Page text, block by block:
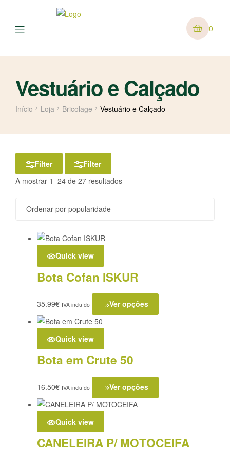
0
Vestuário e Calçado
Início Loja Bricolage Vestuário e Calçado
Filter
Filter
A mostrar 1–24 de 27 resultados
Quick view
Bota Cofan ISKUR
35.99€ IVA incluído Ver opções
Quick view
Bota em Crute 50
16.50€ IVA incluído Ver opções
Quick view
CANELEIRA P/ MOTOCEIFA